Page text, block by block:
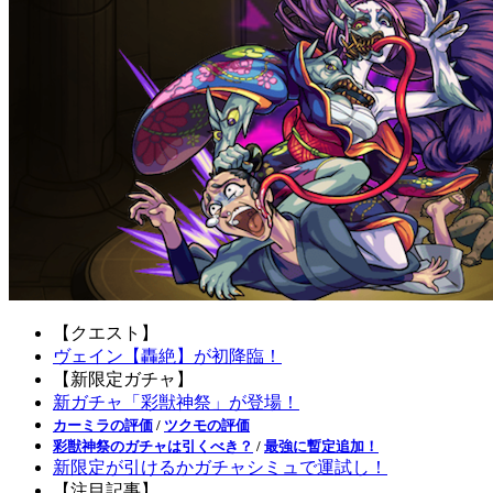
【クエスト】
ヴェイン【轟絶】が初降臨！
【新限定ガチャ】
新ガチャ「彩獣神祭」が登場！
カーミラの評価 / ツクモの評価
彩獣神祭のガチャは引くべき？ / 最強に暫定追加！
新限定が引けるかガチャシミュで運試し！